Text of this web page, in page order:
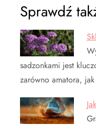
Sprawdź
sadzonkami jest
zarówno amatora,